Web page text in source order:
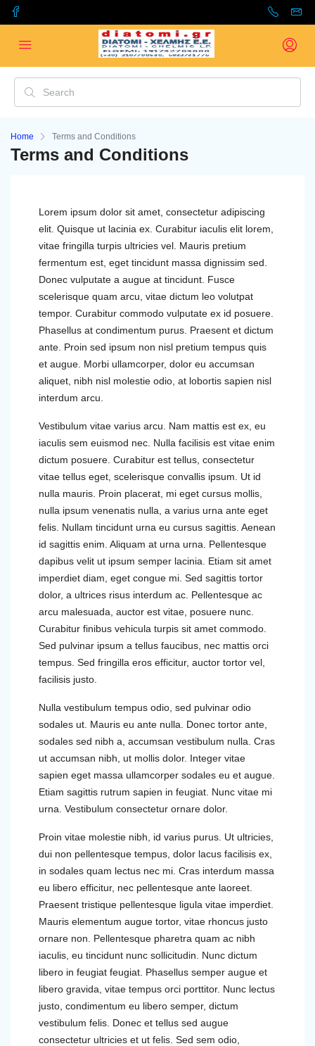
Home Terms and Conditions
Terms and Conditions
Lorem ipsum dolor sit amet, consectetur adipiscing
elit. Quisque ut lacinia ex. Curabitur iaculis elit lorem,
vitae fringilla turpis ultricies vel. Mauris pretium
fermentum est, eget tincidunt massa dignissim sed.
Donec vulputate a augue at tincidunt. Fusce
scelerisque quam arcu, vitae dictum leo volutpat
tempor. Curabitur commodo vulputate ex id posuere.
Phasellus at condimentum purus. Praesent et dictum
ante. Proin sed ipsum non nisl pretium tempus quis
et augue. Morbi ullamcorper, dolor eu accumsan
aliquet, nibh nisl molestie odio, at lobortis sapien nisl
interdum arcu.
Vestibulum vitae varius arcu. Nam mattis est ex, eu
iaculis sem euismod nec. Nulla facilisis est vitae enim
dictum posuere. Curabitur est tellus, consectetur
vitae tellus eget, scelerisque convallis ipsum. Ut id
nulla mauris. Proin placerat, mi eget cursus mollis,
nulla ipsum venenatis nulla, a varius urna ante eget
felis. Nullam tincidunt urna eu cursus sagittis. Aenean
id sagittis enim. Aliquam at urna urna. Pellentesque
dapibus velit ut ipsum semper lacinia. Etiam sit amet
imperdiet diam, eget congue mi. Sed sagittis tortor
dolor, a ultrices risus interdum ac. Pellentesque ac
arcu malesuada, auctor est vitae, posuere nunc.
Curabitur finibus vehicula turpis sit amet commodo.
Sed pulvinar ipsum a tellus faucibus, nec mattis orci
tempus. Sed fringilla eros efficitur, auctor tortor vel,
facilisis justo.
Nulla vestibulum tempus odio, sed pulvinar odio
sodales ut. Mauris eu ante nulla. Donec tortor ante,
sodales sed nibh a, accumsan vestibulum nulla. Cras
ut accumsan nibh, ut mollis dolor. Integer vitae
sapien eget massa ullamcorper sodales eu et augue.
Etiam sagittis rutrum sapien in feugiat. Nunc vitae mi
urna. Vestibulum consectetur ornare dolor.
Proin vitae molestie nibh, id varius purus. Ut ultricies,
dui non pellentesque tempus, dolor lacus facilisis ex,
in sodales quam lectus nec mi. Cras interdum massa
eu libero efficitur, nec pellentesque ante laoreet.
Praesent tristique pellentesque ligula vitae imperdiet.
Mauris elementum augue tortor, vitae rhoncus justo
ornare non. Pellentesque pharetra quam ac nibh
iaculis, eu tincidunt nunc sollicitudin. Nunc dictum
libero in feugiat feugiat. Phasellus semper augue et
libero gravida, vitae tempus orci porttitor. Nunc lectus
justo, condimentum eu libero semper, dictum
vestibulum felis. Donec et tellus sed augue
consectetur ultricies et ut felis. Sed sem odio,